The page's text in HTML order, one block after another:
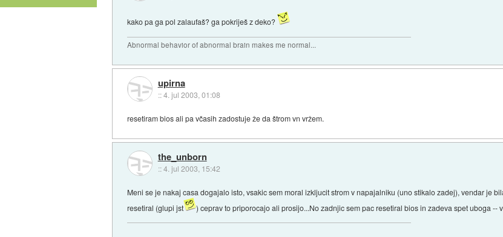
kako pa ga pol zalaufaš? ga pokriješ z deko?
Abnormal behavior of abnormal brain makes me normal...
upirna
::4. jul 2003, 01:08
resetiram bios ali pa včasih zadostuje že da štrom vn vržem.
the_unborn
::4. jul 2003, 15:42
Meni se je nakaj casa dogajalo isto, vsakic sem moral izkljucit strom v napajalniku (uno stikalo zadej), vendar je
resetiral (glupi jst
) ceprav to priporocajo ali prosijo...No zadnjic sem pac resetiral bios in zadeva spet uboga --